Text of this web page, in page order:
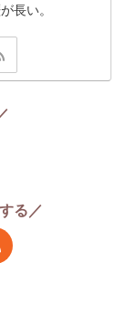
長い。
る／